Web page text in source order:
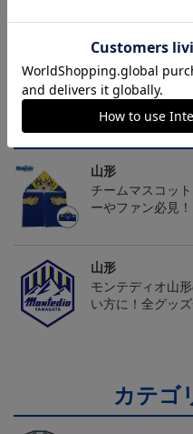
ニフォーム半袖（FP1st）
18,700円～23,760円
ニフォー
d）
18,700円
トピックス
山形
チームマスコッ
ーやファン必見！
山形
モンテディオ山
い方に！全グッ
カテゴ